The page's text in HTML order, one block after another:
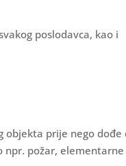
poslodavca, kao i
objekta prije nego dođe
npr. požar, elementarne